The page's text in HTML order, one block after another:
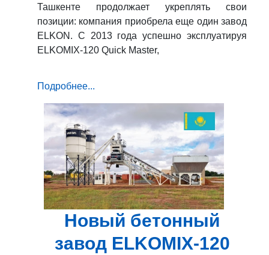
Ташкенте продолжает укреплять свои
позиции: компания приобрела еще один завод
ELKON. С 2013 года успешно эксплуатируя
ELKOMIX-120 Quick Master,
Подробнее...
Новый бетонный
завод ELKOMIX-120